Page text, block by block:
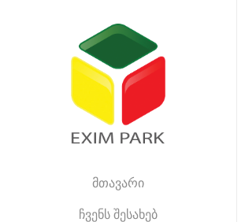
მთავარი
ჩვენს შესახებ